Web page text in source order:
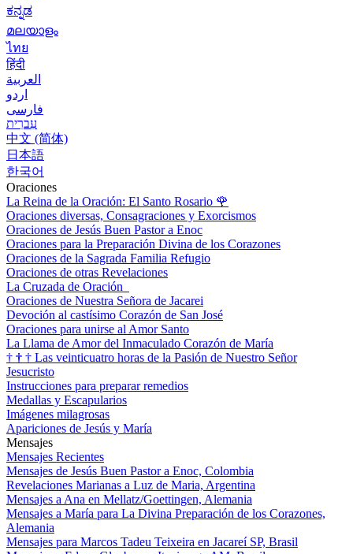
ಕನ್ನಡ
മലയാളം
ไทย
हिंदी
العربية
اردو
فارسی
עִברִית
中文 (简体)
日本語
한국어
Oraciones
La Reina de la Oración: El Santo Rosario 🌹
Oraciones diversas, Consagraciones y Exorcismos
Oraciones de Jesús Buen Pastor a Enoc
Oraciones para la Preparación Divina de los Corazones
Oraciones de la Sagrada Familia Refugio
Oraciones de otras Revelaciones
La Cruzada de Oración
Oraciones de Nuestra Señora de Jacarei
Devoción al castísimo Corazón de San José
Oraciones para unirse al Amor Santo
La Llama de Amor del Inmaculado Corazón de María
† † † Las veinticuatro horas de la Pasión de Nuestro Señor
Jesucristo
Instrucciones para preparar remedios
Medallas y Escapularios
Imágenes milagrosas
Apariciones de Jesús y María
Mensajes
Mensajes Recientes
Mensajes de Jesús Buen Pastor a Enoc, Colombia
Revelaciones Marianas a Luz de Maria, Argentina
Mensajes a Ana en Mellatz/Goettingen, Alemania
Mensajes a María para La Divina Preparación de los Corazones,
Alemania
Mensajes para Marcos Tadeu Teixeira en Jacareí SP, Brasil